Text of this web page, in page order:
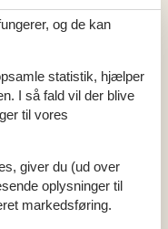
og det
kun en rejse gennem
unik mulighed for at
I efterårsferien er
læring med fysisk
til en
oplevelse for
oplevelser
og de kan
statistik, hjælper
I så fald vil der blive
til vores
giver du (ud over
oplysninger til
markedsføring.